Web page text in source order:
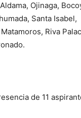
Ojinaga,
Santa
Riva
de 11